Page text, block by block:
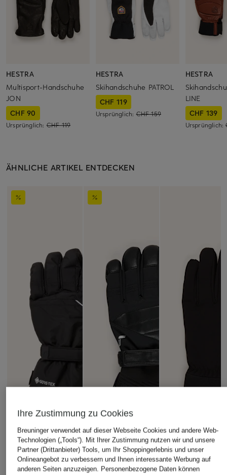
HESTRA
Multisport-Handschuhe
JON
CHF 90
Ursprünglich: CHF 119
HESTRA
Skihandschuhe PATROL
CHF 119
Ursprünglich:CHF 159
HESTRA
LINE
CHF 139
Ursprünglich:
ÄHNLICHE ARTIKEL ENTDECKEN
Ihre Zustimmung zu Cookies
Breuninger verwendet auf dieser Webseite Cookies und andere Web-
Technologien („Tools“). Mit Ihrer Zustimmung nutzen wir und unsere
Partner (Drittanbieter) Tools, um Ihr Shoppingerlebnis und unser
Onlineangebot zu verbessern und Ihnen interessante Werbung auf
anderen Seiten anzuzeigen. Personenbezogene Daten können